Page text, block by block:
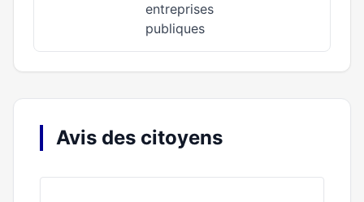
entreprises
publiques
Avis des citoyens